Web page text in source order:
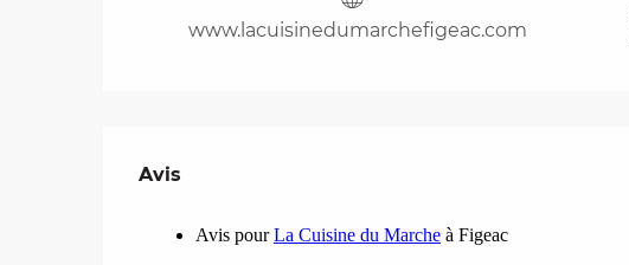
www.lacuisinedumarchefigeac.com
Avis
Avis